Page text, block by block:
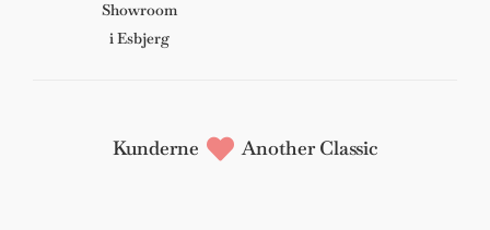
Showroom
i Esbjerg
Kunderne Another Classic